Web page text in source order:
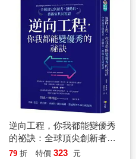
自然就上去了。」
「那您在銀行是做存匯的嗎？」
我其實就是問是否是櫃檯人員。
「沒，我做放款的。」
原來大哥本身就是做房貸的。
他很努力賺錢，除了幫家人買了
兩年內可以在新北新莊買一個自
說真的，我很佩服這位年輕人的
族，然後上一代連房子都沒有，
還感激房東便宜賣他房子。明明
薪水，下班後卻馬上兼差跑計程
「這樣一個月下來，雖然沒什麼
逆向工程，你我都能變優秀
的祕訣：全球頂尖創新者、
運動員、藝術家共同實證
79 折 特價 323 元